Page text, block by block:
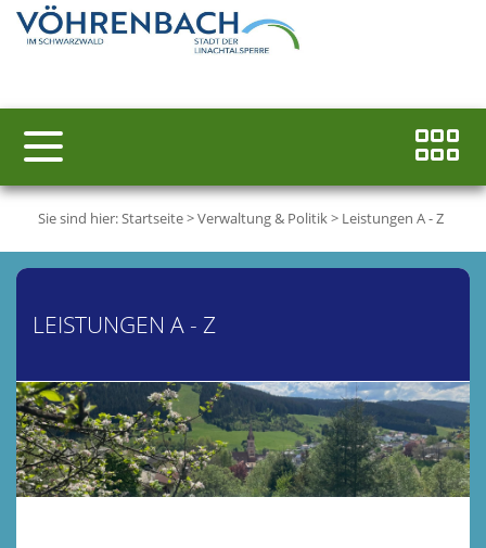
Sie sind hier:Startseite>Verwaltung & Politik> Leistungen A - Z
LEISTUNGEN A - Z